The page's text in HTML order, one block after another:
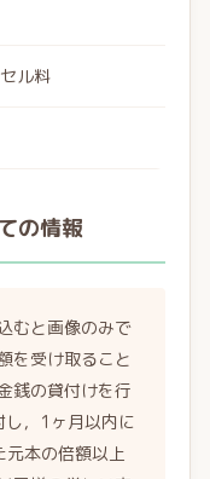
ル料
の情報
むと画像のみで
を受け取ること
銭の貸付けを行
，1ヶ月以内に
本の倍額以上